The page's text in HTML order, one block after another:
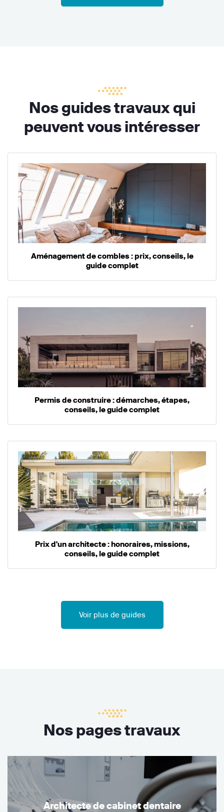
Nos guides travaux qui
peuvent vous intéresser
Aménagement de combles : prix, conseils, le
guide complet
Permis de construire : démarches, étapes,
conseils, le guide complet
Prix d'un architecte : honoraires, missions,
conseils, le guide complet
Voir plus de guides
Nos pages travaux
Architecte de cabinet dentaire